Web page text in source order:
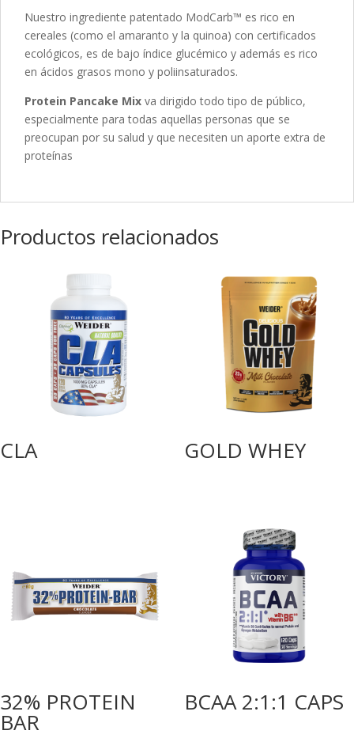
Nuestro ingrediente patentado ModCarb™ es rico en
cereales (como el amaranto y la quinoa) con certificados
ecológicos, es de bajo índice glucémico y además es rico
en ácidos grasos mono y poliinsaturados.
Protein Pancake Mix va dirigido todo tipo de público,
especialmente para todas aquellas personas que se
preocupan por su salud y que necesiten un aporte extra de
proteínas
Productos relacionados
CLA GOLD WHEY
32% PROTEIN
BAR
BCAA 2:1:1 CAPS